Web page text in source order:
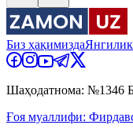
Биз ҳақимизда
Шаҳодатнома: №1346
Ғоя муаллифи: